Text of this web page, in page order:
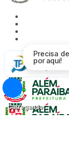
Carregando...
Radar da
Transparência
Precisa
por aqui!